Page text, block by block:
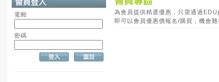
電郵
密碼
為會員提供精選優惠，只需通過
即可以會員優惠價報名/購買，機會